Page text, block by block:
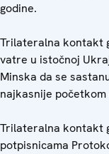
godine.
Trilateralna kontakt
vatre u istočnoj
Minska da se
najkasnije početkom
Trilateralna kontakt
potpisnicama